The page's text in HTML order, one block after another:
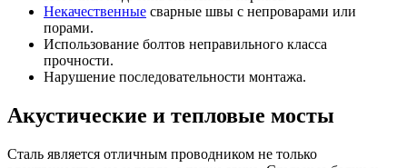
Некачественные сварные швы с непроварами или
порами.
Использование болтов неправильного класса
прочности.
Нарушение последовательности монтажа.
Акустические и тепловые мосты
Сталь является отличным проводником не только